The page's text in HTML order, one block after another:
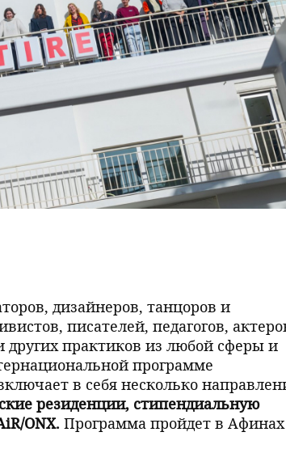
дизайнеров, танцоров и
писателей, педагогов,
других практиков из любой сферы и
программе
в себя несколько
резиденции, стипендиальную
ONX. Программа пройдет в Афинах